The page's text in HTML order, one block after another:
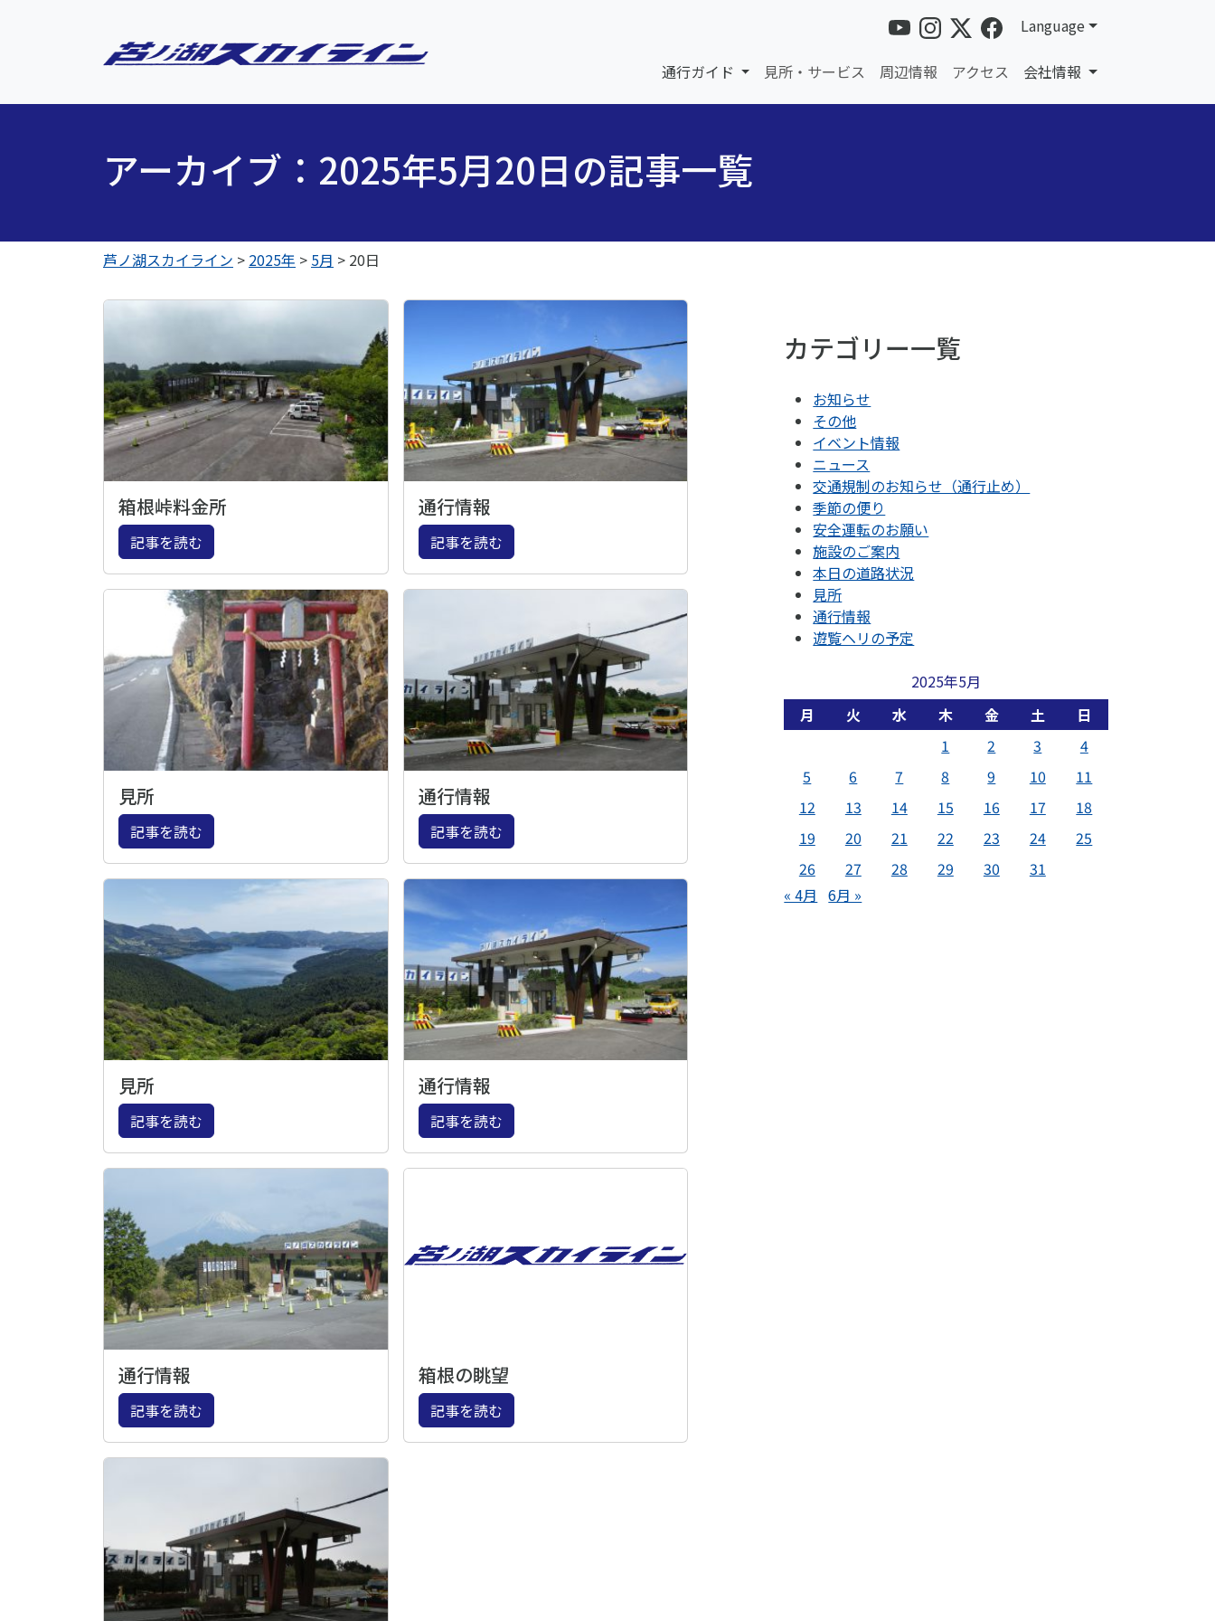
Language
通行ガイド 見所・サービス 周辺情報 アクセス 会社情報
アーカイブ：2025年5月20日の記事一覧
芦ノ湖スカイライン > 2025年 > 5月 > 20日
箱根峠料金所
記事を読む
通行情報
記事を読む
見所
記事を読む
通行情報
記事を読む
見所
記事を読む
通行情報
記事を読む
通行情報
記事を読む
箱根の眺望
記事を読む
カテゴリー一覧
お知らせ
その他
イベント情報
ニュース
交通規制のお知らせ（通行止め）
季節の便り
安全運転のお願い
施設のご案内
本日の道路状況
見所
通行情報
遊覧ヘリの予定
2025年5月
月
火 水 木 金 土
日
1
2 3
4
5
6 7 8 9 10
11
12
13 14 15 16 17
18
19
20 21 22 23 24
25
26
27 28 29 30
31
« 4月 6月 »